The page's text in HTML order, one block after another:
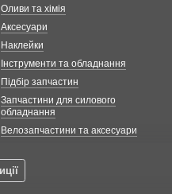
Оливи та хімія
Аксесуари
Наклейки
Інструменти та обладнання
Підбір запчастин
Запчастини для силового
обладнання
Велозапчастини та аксесуари